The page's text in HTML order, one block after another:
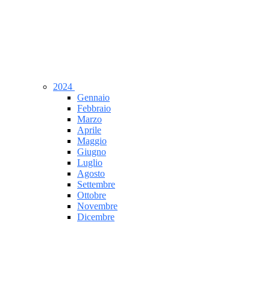
2024
Gennaio
Febbraio
Marzo
Aprile
Maggio
Giugno
Luglio
Agosto
Settembre
Ottobre
Novembre
Dicembre